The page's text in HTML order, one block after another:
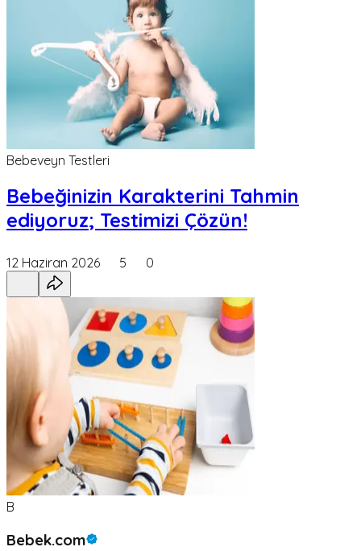
Bebeveyn Testleri
Bebeğinizin Karakterini Tahmin
ediyoruz; Testimizi Çözün!
12 Haziran 2026 5 0
B
Bebek.com